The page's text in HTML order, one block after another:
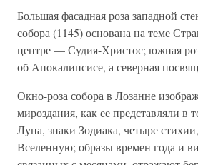
Большая фасадная роза западной
собора (1145) основана на теме
центре — Судия-Христос; южная
об Апокалипсисе, а северная
Окно-роза собора в Лозанне
мироздания, как ее представляли в
Луна, знаки Зодиака, четыре
Вселенную; образы времен года и